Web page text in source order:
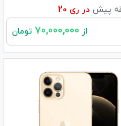
در ری 20
از تومان